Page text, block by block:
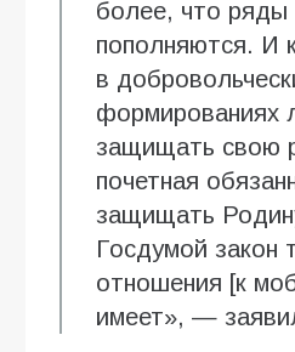
более, что ряды
пополняются. И
в
формированиях
защищать свою
почетная
защищать
Госдумой закон
отношения [к
имеет», —